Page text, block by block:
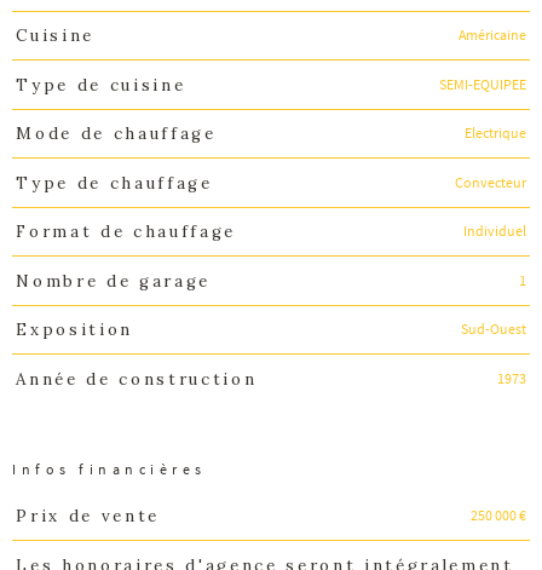
Cuisine Américaine
Type de cuisine SEMI-EQUIPEE
Mode de chauffage Electrique
Type de chauffage Convecteur
Format de chauffage Individuel
Nombre de garage 1
Exposition Sud-Ouest
Année de construction 1973
Infos financières
Caractéristiques Valeurs
Prix de vente 250 000 €
Les honoraires d'agence seront intégralement